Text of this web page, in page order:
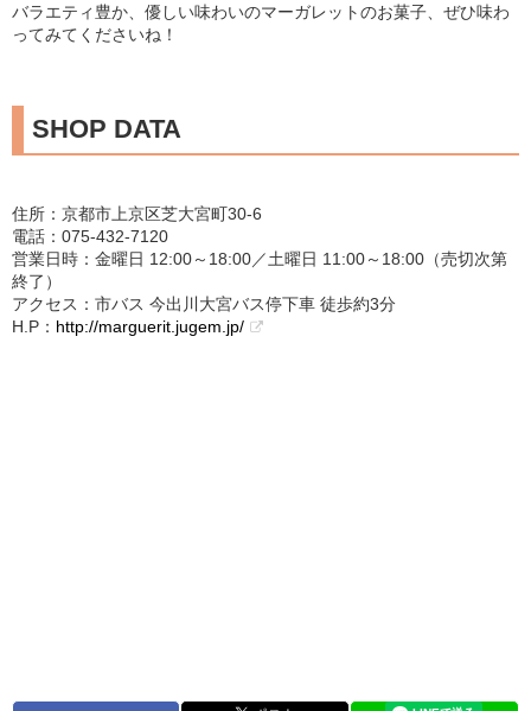
バラエティ豊か、優しい味わいのマーガレットのお菓子、ぜひ味わ
ってみてくださいね！
SHOP DATA
住所：京都市上京区芝大宮町30-6
電話：075-432-7120
営業日時：金曜日 12:00～18:00／土曜日 11:00～18:00（売切次第
終了）
アクセス：市バス 今出川大宮バス停下車 徒歩約3分
H.P： http://marguerit.jugem.jp/